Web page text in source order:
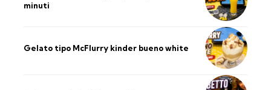
minuti
Gelato tipo McFlurry kinder bueno white